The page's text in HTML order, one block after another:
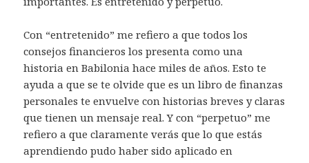
Con “entretenido” me refiero a que todos los
consejos financieros los presenta como una
historia en Babilonia hace miles de años. Esto te
ayuda a que se te olvide que es un libro de finanzas
personales te envuelve con historias breves y claras
que tienen un mensaje real. Y con “perpetuo” me
refiero a que claramente verás que lo que estás
aprendiendo pudo haber sido aplicado en